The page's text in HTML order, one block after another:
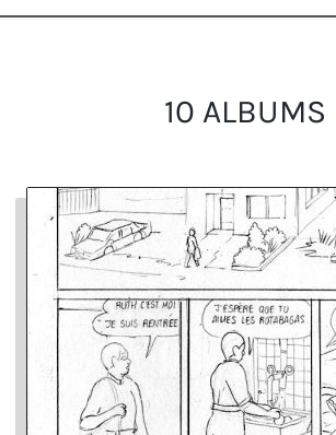
10 ALBUMS